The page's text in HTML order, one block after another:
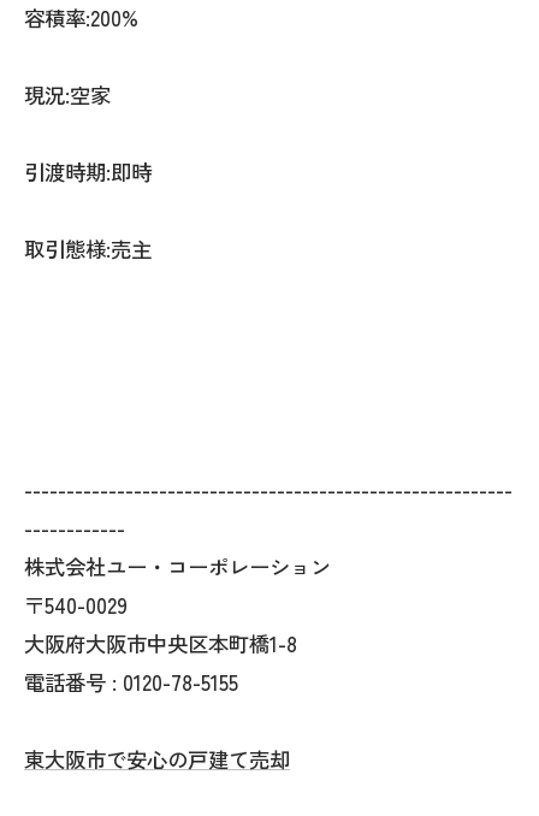
容積率:200%
現況:空家
引渡時期:即時
取引態様:売主
----------------------------------------------------------
------------
株式会社ユー・コーポレーション
〒540-0029
大阪府大阪市中央区本町橋1-8
電話番号 : 0120-78-5155
東大阪市で安心の戸建て売却